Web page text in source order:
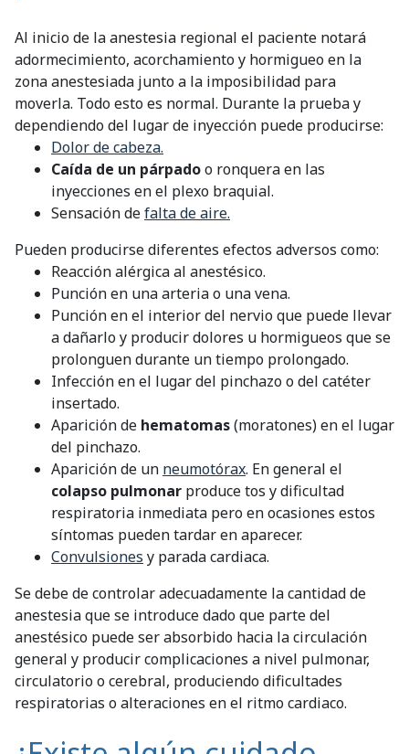
Al inicio de la anestesia regional el paciente notará
adormecimiento, acorchamiento y hormigueo en la
zona anestesiada junto a la imposibilidad para
moverla. Todo esto es normal. Durante la prueba y
dependiendo del lugar de inyección puede producirse:
Dolor de cabeza.
Caída de un párpadoo ronquera en las
inyecciones en el plexo braquial.
Sensación defalta de aire.
Pueden producirse diferentes efectos adversos como:
Reacción alérgica al anestésico.
Punción en una arteria o una vena.
Punción en el interior del nervio que puede llevar
a dañarlo y producir dolores u hormigueos que se
prolonguen durante un tiempo prolongado.
Infección en el lugar del pinchazo o del catéter
insertado.
Aparición de hematomas(moratones) en el lugar
del pinchazo.
Aparición de un neumotórax. En general el
colapso pulmonar produce tos y dificultad
respiratoria inmediata pero en ocasiones estos
síntomas pueden tardar en aparecer.
Convulsiones y parada cardiaca.
Se debe de controlar adecuadamente la cantidad de
anestesia que se introduce dado que parte del
anestésico puede ser absorbido hacia la circulación
general y producir complicaciones a nivel pulmonar,
circulatorio o cerebral, produciendo dificultades
respiratorias o alteraciones en el ritmo cardiaco.